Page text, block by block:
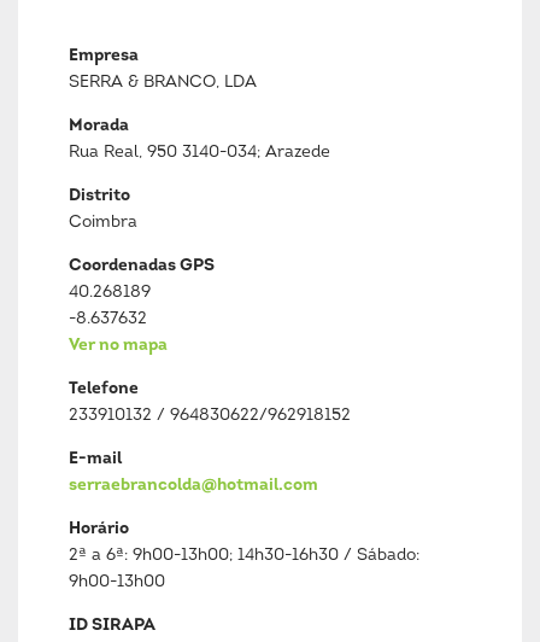
Empresa
SERRA & BRANCO, LDA
Morada
Rua Real, 950 3140-034; Arazede
Distrito
Coimbra
Coordenadas GPS
40.268189
-8.637632
Ver no mapa
Telefone
233910132 / 964830622/962918152
E-mail
serraebrancolda@hotmail.com
Horário
2ª a 6ª: 9h00-13h00; 14h30-16h30 / Sábado:
9h00-13h00
ID SIRAPA